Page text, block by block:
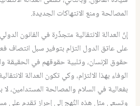
المصالحة ومنع الانتهاكات الجديدة.
إنّ العدالة الانتقالية متجذّرة في القانون
على عاتق الدول التزام بتوفير سبل انتصاف
حقوق الإنسان، وتلبية حقوقهم في الحقيقة
الوفاء بهذا الالتزام، وكي تكون العدالة
بفعالية في السلام والمصالحة المستدامين،
وتسعى مثل هذه النُهج إلى إحراز تقدم على